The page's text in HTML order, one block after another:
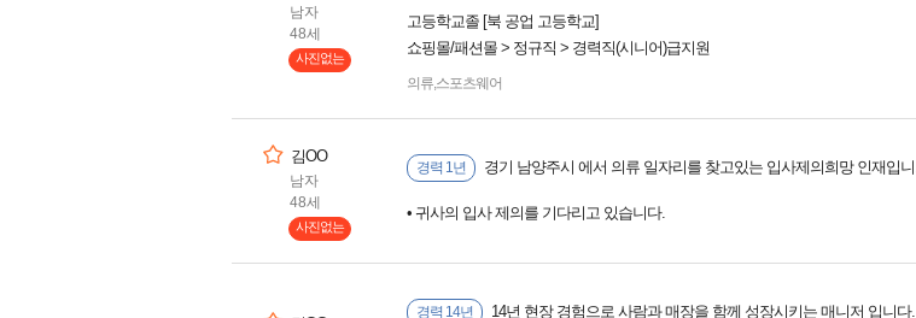
남자
48세
사진없는
고등학교졸 [북 공업 고등학교]
쇼핑몰/패션몰 > 정규직 > 경력직(시니어)급지원
의류,스포츠웨어
김OO
남자
48세
사진없는
경력 1년 경기 남양주시 에서 의류 일자리를 찾고있는 입사제의희망 인재입니다.
• 귀사의 입사 제의를 기다리고 있습니다.
경력 14년 14년 현장 경험으로 사람과 매장을 함께 성장시키는 매니저 입니다.